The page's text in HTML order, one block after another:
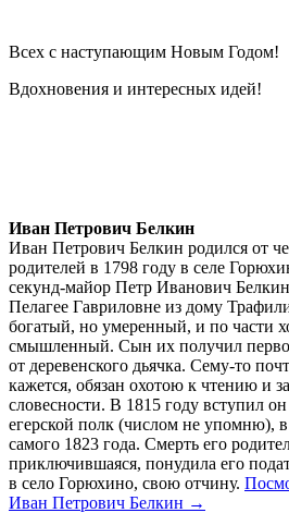
Всех с наступающим Новым Годом!
Вдохновения и интересных идей!
Иван Петрович Белкин
Иван Петрович Белкин родился от
родителей в 1798 году в селе
секунд-майор Петр Иванович
Пелагее Гавриловне из дому
богатый, но умеренный, и по части
смышленный. Сын их получил
от деревенского дьячка. Сему-то
кажется, обязан охотою к чтению и
словесности. В 1815 году вступил
егерской полк (числом не упомню),
самого 1823 года. Смерть его
приключившаяся, понудила его
в село Горюхино, свою отчину.
Иван Петрович Белкин →